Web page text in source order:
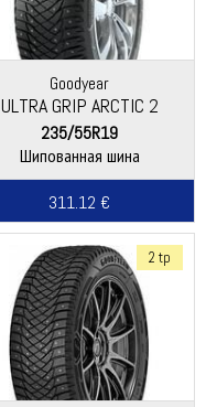
Goodyear
ULTRA GRIP ARCTIC 2
235/55R19
Шипованная шина
311.12 €
2 tp